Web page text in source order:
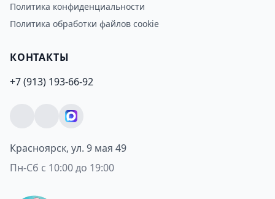
Политика конфиденциальности
Политика обработки файлов cookie
КОНТАКТЫ
+7 (913) 193-66-92
Красноярск, ул. 9 мая 49
Пн-Сб с 10:00 до 19:00